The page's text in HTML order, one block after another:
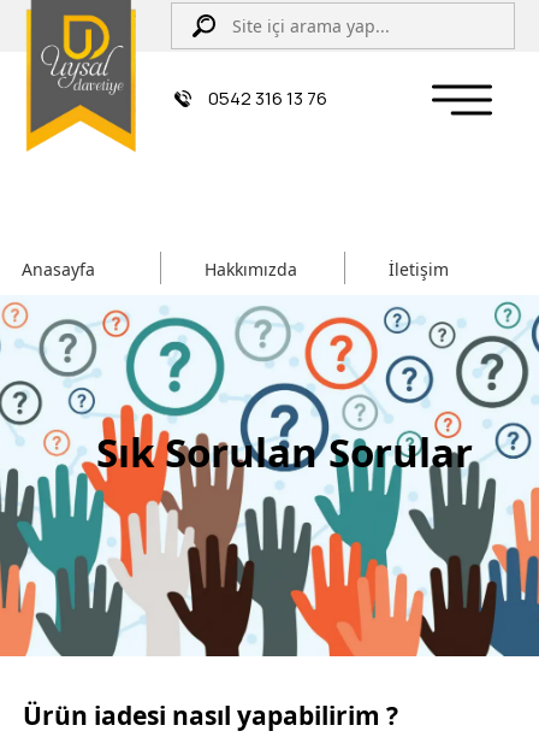
Sık Sorulan Sorular
Ürün iadesi nasıl yapabilirim ?
Anasayfa Hakkımızda İletişim
0542 316 13 76